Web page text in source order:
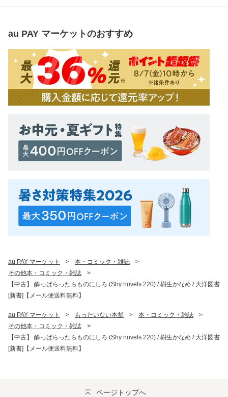
au PAY マーケットのおすすめ
au PAY マーケット > 本・コミック・雑誌
>
その他本・コミック・雑誌
>
【中古】 酔っぱらったらものにしろ (Shy novels 220) / 樹生かなめ / 大洋図書
[新書]【メール便送料無料】
au PAY マーケット > もったいない本舗 > 本・コミック・雑誌
>
その他本・コミック・雑誌
>
【中古】 酔っぱらったらものにしろ (Shy novels 220) / 樹生かなめ / 大洋図書
[新書]【メール便送料無料】
ページトップへ